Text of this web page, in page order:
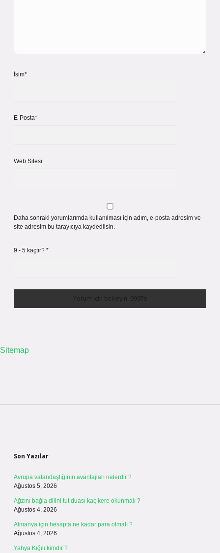
İsim*
E-Posta*
Web Sitesi
Daha sonraki yorumlarımda kullanılması için adım, e-posta adresim ve
site adresim bu tarayıcıya kaydedilsin.
9 - 5 kaçtır? *
Sitemap
Son Yazılar
Avrupa vatandaşlığının avantajları nelerdir ?
Ağustos 5, 2026
Ağzını bağla dilini tut duası kaç kere okunmalı ?
Ağustos 4, 2026
Almanya için hesapta ne kadar para olmalı ?
Ağustos 4, 2026
Yahya Kığılı kimdir ?